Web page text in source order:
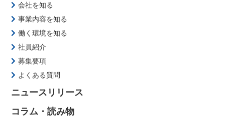
会社を知る
事業内容を知る
働く環境を知る
社員紹介
募集要項
よくある質問
ニュースリリース
コラム・読み物